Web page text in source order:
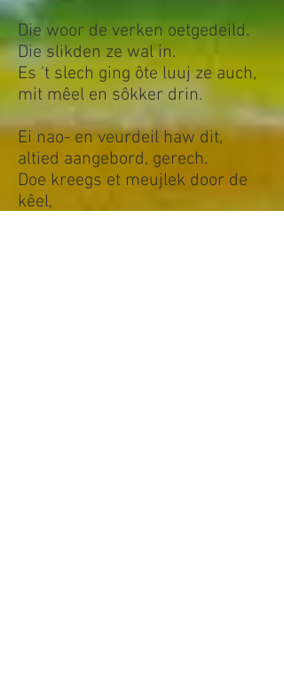
Die woor de verken oetgedeild.
Die slikden ze wal in.
Es 't slech ging ôte luuj ze auch,
mit mêel en sôkker drin.
Ei nao- en veurdeil haw dit,
altied aangebord, gerech.
Doe kreegs et meujlek door de
kêel,